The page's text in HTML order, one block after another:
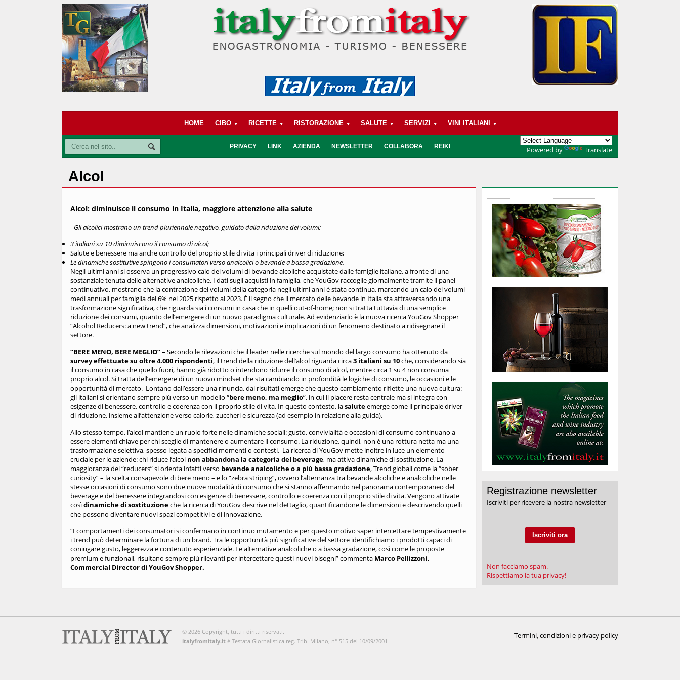
HOME CIBO RICETTE RISTORAZIONE SALUTE SERVIZI VINI ITALIANI
PRIVACY LINK AZIENDA NEWSLETTER COLLABORA REIKI Powered by Translate
Alcol
Alcol: diminuisce il consumo in Italia, maggiore attenzione alla salute
- Gli alcolici mostrano un trend pluriennale negativo, guidato dalla riduzione dei volumi;
3 italiani su 10 diminuiscono il consumo di alcol;
Salute e benessere ma anche controllo del proprio stile di vita i principali driver di riduzione;
Le dinamiche sostitutive spingono i consumatori verso analcolici o bevande a bassa gradazione.
Negli ultimi anni si osserva un progressivo calo dei volumi di bevande alcoliche acquistate dalle famiglie italiane, a fronte di una
sostanziale tenuta delle alternative analcoliche. I dati sugli acquisti in famiglia, che YouGov raccoglie giornalmente tramite il panel
continuativo, mostrano che la contrazione dei volumi della categoria negli ultimi anni è stata continua, marcando un calo dei volumi
medi annuali per famiglia del 6% nel 2025 rispetto al 2023. È il segno che il mercato delle bevande in Italia sta attraversando una
trasformazione significativa, che riguarda sia i consumi in casa che in quelli out-of-home; non si tratta tuttavia di una semplice
riduzione dei consumi, quanto dell’emergere di un nuovo paradigma culturale. Ad evidenziarlo è la nuova ricerca YouGov Shopper
“Alcohol Reducers: a new trend”, che analizza dimensioni, motivazioni e implicazioni di un fenomeno destinato a ridisegnare il
settore.
“BERE MENO, BERE MEGLIO” – Secondo le rilevazioni che il leader nelle ricerche sul mondo del largo consumo ha ottenuto da
survey effettuate su oltre 4.000 rispondenti, il trend della riduzione dell’alcol riguarda circa3 italiani su 10che, considerando sia
il consumo in casa che quello fuori, hanno già ridotto o intendono ridurre il consumo di alcol, mentre circa 1 su 4 non consuma
proprio alcol. Si tratta dell’emergere di un nuovo mindset che sta cambiando in profondità le logiche di consumo, le occasioni e le
opportunità di mercato. Lontano dall’essere una rinuncia, dai risultati emerge che questo cambiamento riflette una nuova cultura:
gli italiani si orientano sempre più verso un modello “bere meno, ma meglio”, in cui il piacere resta centrale ma si integra con
esigenze di benessere, controllo e coerenza con il proprio stile di vita. In questo contesto, lasaluteemerge come il principale driver
di riduzione, insieme all’attenzione verso calorie, zuccheri e sicurezza (ad esempio in relazione alla guida).
Allo stesso tempo, l’alcol mantiene un ruolo forte nelle dinamiche sociali: gusto, convivialità e occasioni di consumo continuano a
essere elementi chiave per chi sceglie di mantenere o aumentare il consumo. La riduzione, quindi, non è una rottura netta ma una
trasformazione selettiva, spesso legata a specifici momenti o contesti. La ricerca di YouGov mette inoltre in luce un elemento
cruciale per le aziende: chi riduce l’alcol non abbandona la categoria del beverage, ma attiva dinamiche di sostituzione. La
maggioranza dei “reducers” si orienta infatti verso bevande analcoliche o a più bassa gradazione, Trend globali come la “sober
curiosity” – la scelta consapevole di bere meno – e lo “zebra striping”, ovvero l’alternanza tra bevande alcoliche e analcoliche nelle
stesse occasioni di consumo sono due nuove modalità di consumo che si stanno affermando nel panorama contemporaneo del
beverage e del benessere integrandosi con esigenze di benessere, controllo e coerenza con il proprio stile di vita. Vengono attivate
cosìdinamiche di sostituzioneche la ricerca di YouGov descrive nel dettaglio, quantificandone le dimensioni e descrivendo quelli
che possono diventare nuovi spazi competitivi e di innovazione.
“I comportamenti dei consumatori si confermano in continuo mutamento e per questo motivo saper intercettare tempestivamente
i trend può determinare la fortuna di un brand. Tra le opportunità più significative del settore identifichiamo i prodotti capaci di
coniugare gusto, leggerezza e contenuto esperienziale. Le alternative analcoliche o a bassa gradazione, così come le proposte
premium e funzionali, risultano sempre più rilevanti per intercettare questi nuovi bisogni” commenta Marco Pellizzoni,
Commercial Director di YouGov Shopper.
Registrazione newsletter
Iscriviti per ricevere la nostra newsletter
Iscriviti ora
Non facciamo spam.
Rispettiamo la tua privacy!
Termini, condizioni e privacy policy
© 2026 Copyright, tutti i diritti riservati.
italyfromitaly.it è Testata Giornalistica reg. Trib. Milano, n° 515 del 10/09/2001